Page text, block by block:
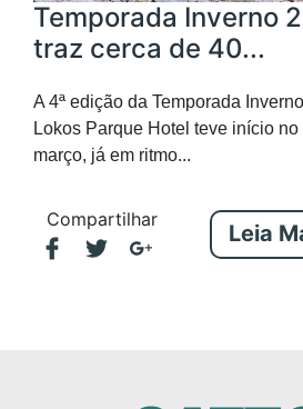
Temporada Inverno
traz cerca de 40...
A 4ª edição da Temporada
Lokos Parque Hotel teve início
março, já em ritmo...
Compartilhar
Leia